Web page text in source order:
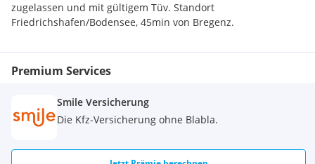
zugelassen und mit gültigem Tüv. Standort
Friedrichshafen/Bodensee, 45min von Bregenz.
Premium Services
Smile Versicherung
Die Kfz-Versicherung ohne Blabla.